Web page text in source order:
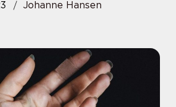
Johanne Hansen